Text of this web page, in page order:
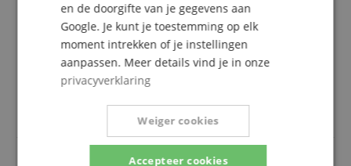
Universele steunpilaar
Beoordeling doorRonaldop 06.10.2025
Deze beoordeling is automatisch vertaald. Originele taal
geverifieerde aankoop
en de doorgifte van je gegevens aan
Google. Je kunt je toestemming op elk
moment intrekken of je instellingen
aanpassen. Meer details vind je in onze
privacyverklaring
Accepteer cookies
Weiger cookies